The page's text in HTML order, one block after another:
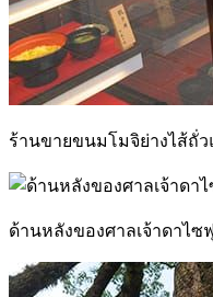
ร้านขายขนมโมจิย่างไส้ถั่ว
ด้านหลังของศาลเจ้าดาไ